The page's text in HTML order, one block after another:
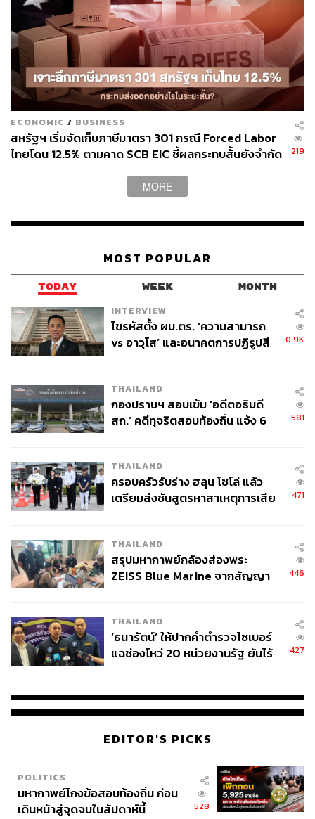
บมจ.ไทยออยล์ (TOP)
InnovestX Research
การลงทุน
ตลาดหุ้นไทย หุ้นไทย Market Focus
ทีมข่าว THE STANDARD
ECONOMIC / BUSINESS
สหรัฐฯ เริ่มจัดเก็บภาษีมาตรา 301 กรณี Forced Labor
ไทยโดน 12.5% ตามคาด SCB EIC ชี้ผลกระทบสั้นยังจำกัด
219
MORE
MOST POPULAR
TODAY WEEK MONTH
INTERVIEW
ไขรหัสตั้ง ผบ.ตร. ‘ความสามารถ
vs อาวุโส’ และอนาคตการปฏิรูปสี
0.9K
THAILAND
กองปราบฯ สอบเข้ม ‘อดีตอธิบดี
สถ.’ คดีทุจริตสอบท้องถิ่น แจ้ง 6
581
THAILAND
ครอบครัวรับร่าง ฮลุน โซโล่ แล้ว
เตรียมส่งชันสูตรหาสาเหตุการเสีย
471
THAILAND
สรุปมหากาพย์กล้องส่องพระ
ZEISS Blue Marine จากสัญญา
จ่ายหนี้-แอบระบุแบรนด์
446
THAILAND
‘ธนารัตน์’ ให้ปากคำตำรวจไซเบอร์
แฉช่องโหว่ 20 หน่วยงานรัฐ ยันไร้
427
EDITOR'S PICKS
POLITICS
มหากาพย์โกงข้อสอบท้องถิ่น ก่อน
เดินหน้าสู่จุดจบในสัปดาห์นี้
528